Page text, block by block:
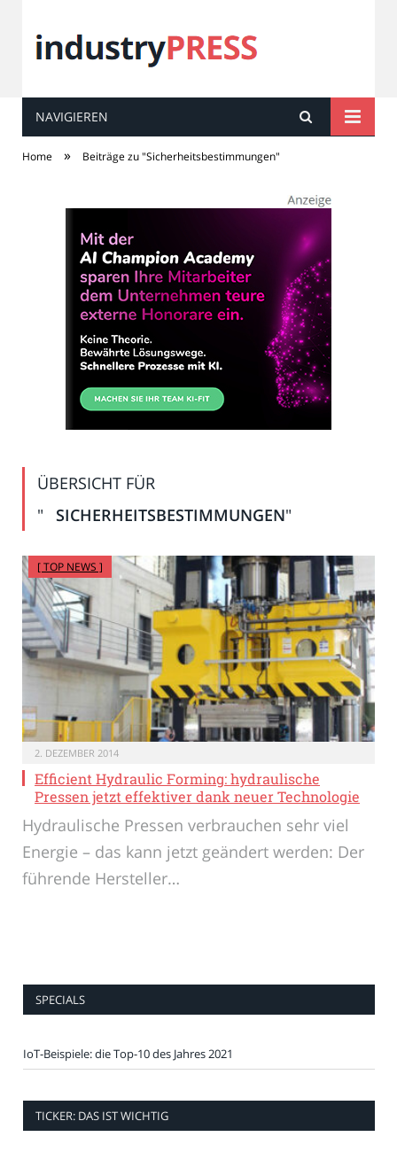
industryPRESS
NAVIGIEREN
Home » Beiträge zu "Sicherheitsbestimmungen"
ÜBERSICHT FÜR
"
SICHERHEITSBESTIMMUNGEN"
[ TOP NEWS ]
2. DEZEMBER 2014
Efficient Hydraulic Forming: hydraulische
Pressen jetzt effektiver dank neuer Technologie
Hydraulische Pressen verbrauchen sehr viel
Energie – das kann jetzt geändert werden: Der
führende Hersteller…
SPECIALS
IoT-Beispiele: die Top-10 des Jahres 2021
TICKER: DAS IST WICHTIG